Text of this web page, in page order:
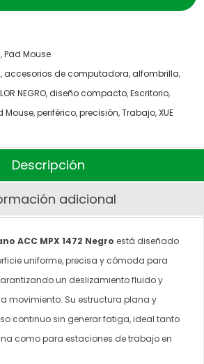
,Pad Mouse
,accesorios de computadora,alfombrilla,
NEGRO,diseño compacto,Escritorio,
Mouse,periférico,precisión,Trabajo,XUE
Descripción
adicional
ACC MPX 1472 Negro está diseñado
uniforme, precisa y cómoda para
un deslizamiento fluido y
movimiento. Su estructura plana y
continuo sin generar fatiga, ideal tanto
como para estaciones de trabajo en